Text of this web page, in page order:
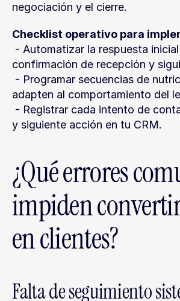
negociación y el cierre.
Checklist operativo para
confirmación de recepción y
adapten al comportamiento del
y siguiente acción en tu CRM.
¿Qué errores
impiden
en clientes?
Falta de seguimiento